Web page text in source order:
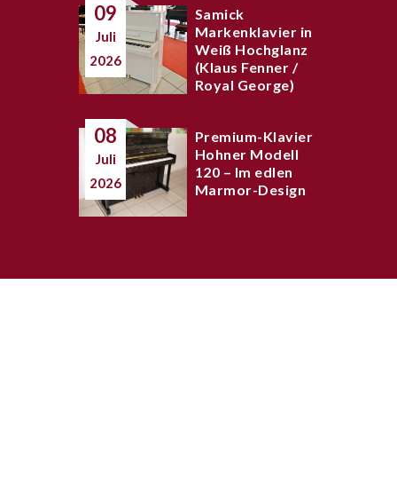
09
Juli
2026
Samick
Markenklavier in
Weiß Hochglanz
(Klaus Fenner /
Royal George)
08
Juli
2026
Premium-Klavier
Hohner Modell
120 – Im edlen
Marmor-Design